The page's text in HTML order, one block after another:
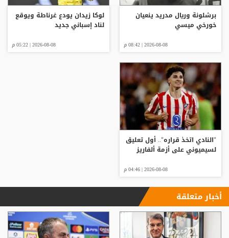
برشلونة وريال مدريد ينعيان
خورخي ميسي
2026-08-08 | 08:42 م
لوكا زيدان يودع غرناطة ويوقع
لناد إسباني جديد
2026-08-08 | 05:22 م
"النادي اتخذ قراره".. أول تعليق
لسيميوني على أزمة ألفاريز
2026-08-08 | 04:46 م
أخبار متعلقة